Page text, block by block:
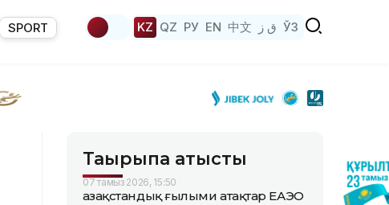
SPORT KZ QZ РУ EN 中文 ق ز ЎЗ
Тақырыпқа қатысты
07 тамыз 2026, 15:50
Қазақстандық ғылыми атақтар ЕАЭО